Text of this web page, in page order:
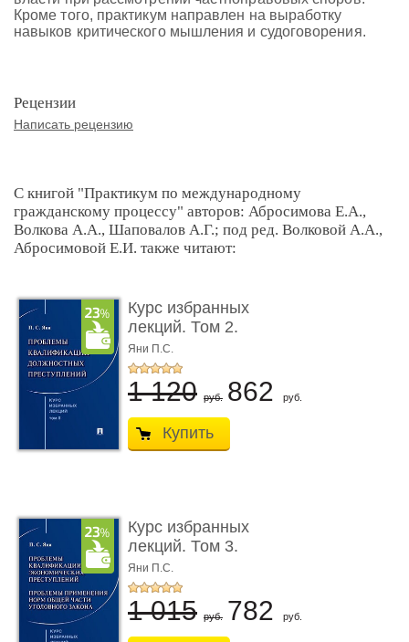
Кроме того, практикум направлен на выработку
навыков критического мышления и судоговорения.
Рецензии
Написать рецензию
С книгой "Практикум по международному
гражданскому процессу" авторов: Абросимова Е.А.,
Волкова А.А., Шаповалов А.Г.; под ред. Волковой А.А.,
Абросимовой Е.И. также читают:
Курс избранных
лекций. Том 2.
Проблемы квалифик ...
Яни П.С.
1 120 руб. 862 руб.
Купить
Курс избранных
лекций. Том 3.
Проблемы квалифик ...
Яни П.С.
1 015 руб. 782 руб.